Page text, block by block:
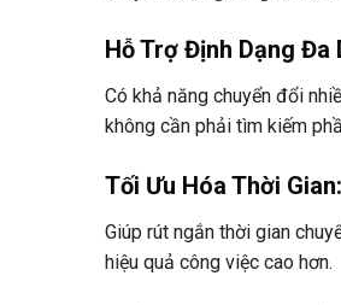
Hỗ Trợ Định Dạng Đa
Có khả năng chuyển đổi
không cần phải tìm kiếm
Tối Ưu Hóa Thời Gian:
Giúp rút ngắn thời gian
hiệu quả công việc cao hơn.